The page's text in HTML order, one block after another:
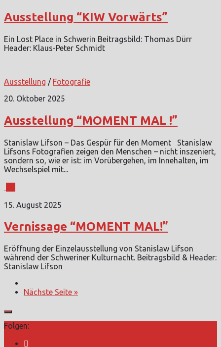
Ausstellung “KIW Vorwärts”
Ein Lost Place in Schwerin Beitragsbild: Thomas Dürr
Header: Klaus-Peter Schmidt
Ausstellung / Fotografie
20. Oktober 2025
Ausstellung “MOMENT MAL !”
Stanislaw Lifson – Das Gespür für den Moment Stanislaw
Lifsons Fotografien zeigen den Menschen – nicht inszeniert,
sondern so, wie er ist: im Vorübergehen, im Innehalten, im
Wechselspiel mit...
15. August 2025
Vernissage “MOMENT MAL!”
Eröffnung der Einzelausstellung von Stanislaw Lifson
während der Schweriner Kulturnacht. Beitragsbild & Header:
Stanislaw Lifson
Nächste Seite »
Folgen: